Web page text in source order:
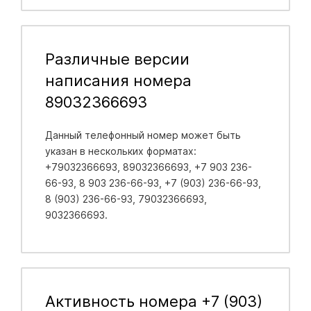
Различные версии
написания номера
89032366693
Данный телефонный номер может быть
указан в нескольких форматах:
+79032366693, 89032366693, +7 903 236-
66-93, 8 903 236-66-93, +7 (903) 236-66-93,
8 (903) 236-66-93, 79032366693,
9032366693.
Активность номера +7 (903)